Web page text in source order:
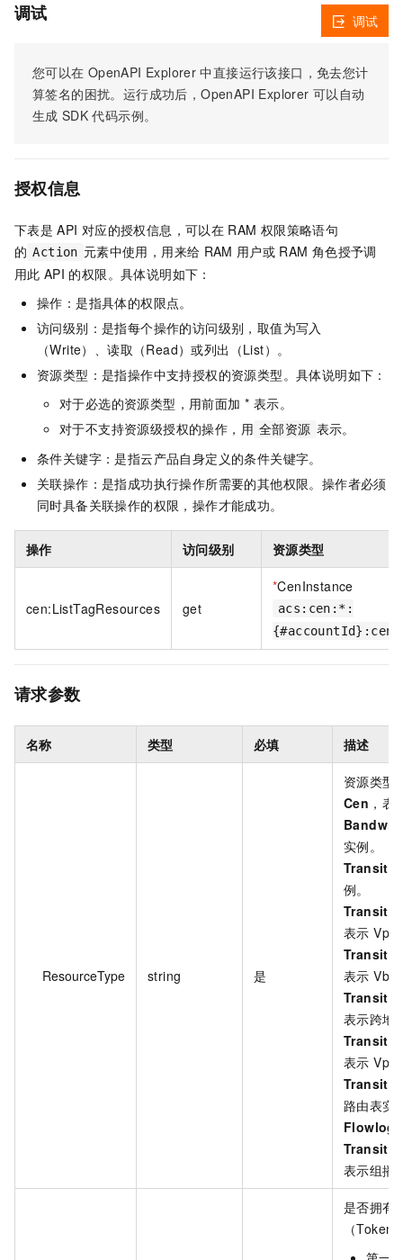
调试
您可以在 OpenAPI Explorer 中直接运行该接口，免去您计
算签名的困扰。运行成功后，OpenAPI Explorer 可以自动
生成 SDK 代码示例。
调试
授权信息
下表是 API 对应的授权信息，可以在 RAM 权限策略语句
的 Action 元素中使用，用来给 RAM 用户或 RAM 角色授予调
用此 API 的权限。具体说明如下：
操作：是指具体的权限点。
访问级别：是指每个操作的访问级别，取值为写入
（Write）、读取（Read）或列出（List）。
资源类型：是指操作中支持授权的资源类型。具体说明如下：
对于必选的资源类型，用前面加 * 表示。
对于不支持资源级授权的操作，用 全部资源 表示。
条件关键字：是指云产品自身定义的条件关键字。
关联操作：是指成功执行操作所需要的其他权限。操作者必须
同时具备关联操作的权限，操作才能成功。
操作 访问级别 资源类型
cen:ListTagResources get
*CenInstance
acs:cen:*:
请求参数
名称 类型 必填 描述
ResourceType string 是
资源类型
Cen ，表
实例。
例。
表示 Vpc
表示 Vbr
表示跨地
表示 Vpn
路由表实
Flowlog
表示组播
是否拥有
（Token